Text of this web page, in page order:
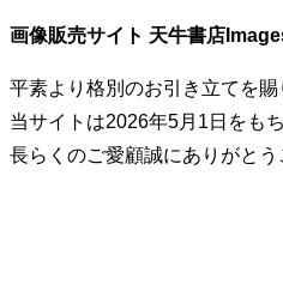
画像販売サイト 天牛書店
平素より格別のお引き立てを
当サイトは2026年5月1日をも
長らくのご愛顧誠にありがとう